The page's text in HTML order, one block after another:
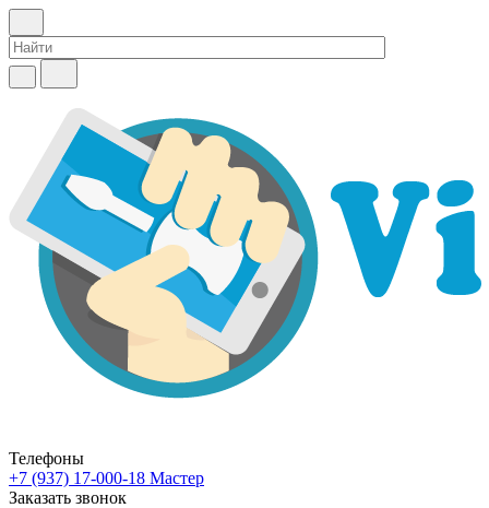
Телефоны
+7 (937) 17-000-18 Мастер
Заказать звонок